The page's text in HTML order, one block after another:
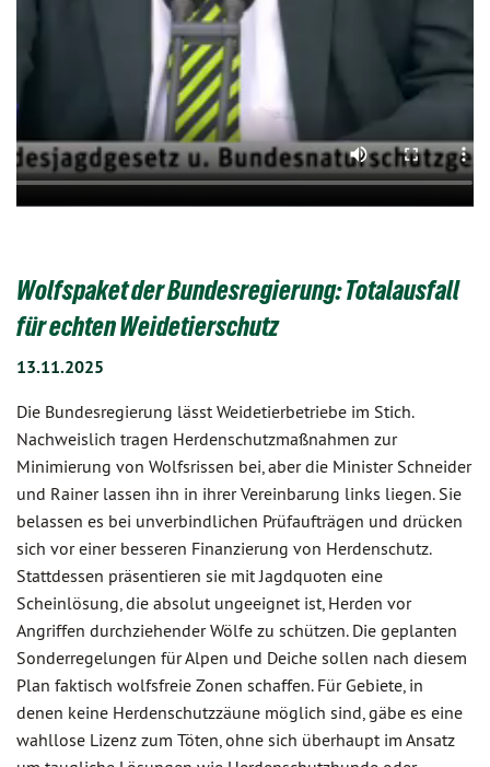
Wolfspaket der Bundesregierung: Totalausfall
für echten Weidetierschutz
13.11.2025
Die Bundesregierung lässt Weidetierbetriebe im Stich.
Nachweislich tragen Herdenschutzmaßnahmen zur
Minimierung von Wolfsrissen bei, aber die Minister Schneider
und Rainer lassen ihn in ihrer Vereinbarung links liegen. Sie
belassen es bei unverbindlichen Prüfaufträgen und drücken
sich vor einer besseren Finanzierung von Herdenschutz.
Stattdessen präsentieren sie mit Jagdquoten eine
Scheinlösung, die absolut ungeeignet ist, Herden vor
Angriffen durchziehender Wölfe zu schützen. Die geplanten
Sonderregelungen für Alpen und Deiche sollen nach diesem
Plan faktisch wolfsfreie Zonen schaffen. Für Gebiete, in
denen keine Herdenschutzzäune möglich sind, gäbe es eine
wahllose Lizenz zum Töten, ohne sich überhaupt im Ansatz